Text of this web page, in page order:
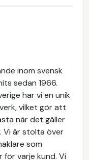
inom svensk
sedan 1966.
har vi en unik
vilket gör att
när det gäller
Vi är stolta över
som
varje kund. Vi